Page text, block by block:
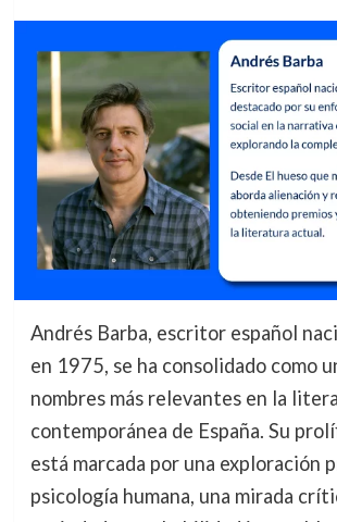
Andrés Barba, escritor español
en 1975, se ha consolidado como
nombres más relevantes en la
contemporánea de España. Su
está marcada por una exploración
psicología humana, una mirada